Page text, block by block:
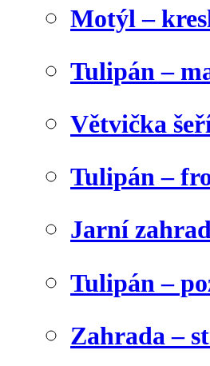
Motýl –
Tulipán –
Větvička
Tulipán –
Jarní
Tulipán –
Zahrada –